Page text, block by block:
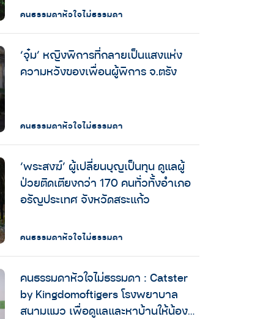
คนธรรมดาหัวใจไม่ธรรมดา
‘จุ๋ม’ หญิงพิการที่กลายเป็นแสงแห่ง
ความหวังของเพื่อนผู้พิการ จ.ตรัง
คนธรรมดาหัวใจไม่ธรรมดา
‘พระสงฆ์’ ผู้เปลี่ยนบุญเป็นทุน ดูแลผู้
ป่วยติดเตียงกว่า 170 คนทั่วทั้งอำเภอ
อรัญประเทศ จังหวัดสระแก้ว
คนธรรมดาหัวใจไม่ธรรมดา
คนธรรมดาหัวใจไม่ธรรมดา : Catster
by Kingdomoftigers โรงพยาบาล
สนามแมว เพื่อดูแลและหาบ้านให้น้อง